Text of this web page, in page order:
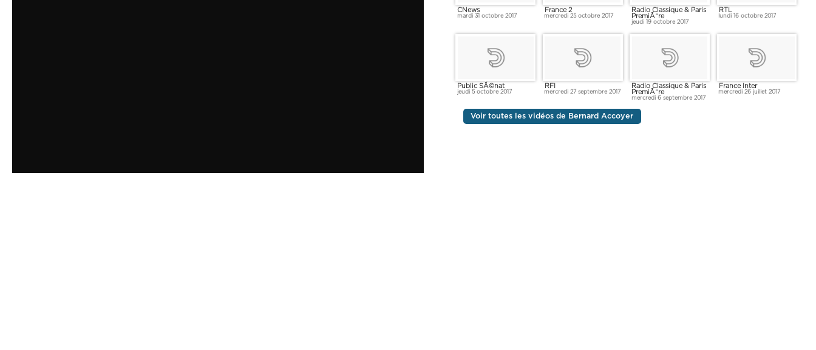
CNews
mardi 31 octobre 2017
France 2
mercredi 25 octobre 2017
Radio Classique & Paris
PremiÃ¨re
jeudi 19 octobre 2017
RTL
lundi 16 octobre 2017
Public SÃ©nat
jeudi 5 octobre 2017
RFI
mercredi 27 septembre 2017
Radio Classique & Paris
PremiÃ¨re
mercredi 6 septembre 2017
France Inter
mercredi 26 juillet 2017
Voir toutes les vidéos de Bernard Accoyer